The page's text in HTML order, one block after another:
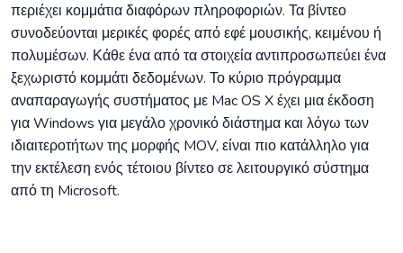
περιέχει κομμάτια διαφόρων πληροφοριών. Τα βίντεο
συνοδεύονται μερικές φορές από εφέ μουσικής, κειμένου ή
πολυμέσων. Κάθε ένα από τα στοιχεία αντιπροσωπεύει ένα
ξεχωριστό κομμάτι δεδομένων. Το κύριο πρόγραμμα
αναπαραγωγής συστήματος με Mac OS X έχει μια έκδοση
για Windows για μεγάλο χρονικό διάστημα και λόγω των
ιδιαιτεροτήτων της μορφής MOV, είναι πιο κατάλληλο για
την εκτέλεση ενός τέτοιου βίντεο σε λειτουργικό σύστημα
από τη Microsoft.